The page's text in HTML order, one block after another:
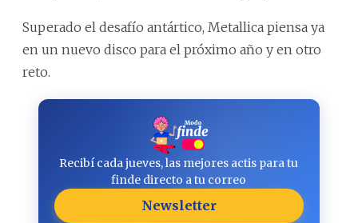
Superado el desafío antártico, Metallica piensa ya
en un nuevo disco para el próximo año y en otro
reto.
Recibí cada jueves, las mejores actis para tu
finde directo a tu correo
Newsletter